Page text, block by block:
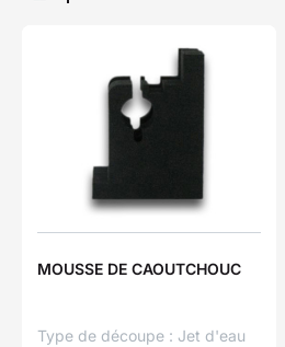
MOUSSE DE CAOUTCHOUC
Type de découpe : Jet d'eau